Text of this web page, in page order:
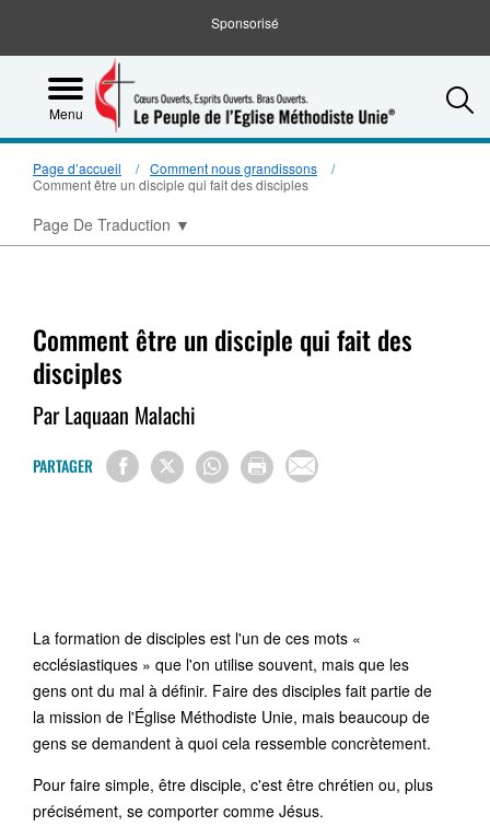
Sponsorisé
Menu
Page d’accueil
Comment nous grandissons
Comment être un disciple qui fait des disciples
Page De Traduction ▼
Comment être un disciple qui fait des
disciples
Par Laquaan Malachi
PARTAGER
La formation de disciples est l'un de ces mots «
ecclésiastiques » que l'on utilise souvent, mais que les
gens ont du mal à définir. Faire des disciples fait partie de
la mission de l'Église Méthodiste Unie, mais beaucoup de
gens se demandent à quoi cela ressemble concrètement.
Pour faire simple, être disciple, c'est être chrétien ou, plus
précisément, se comporter comme Jésus.